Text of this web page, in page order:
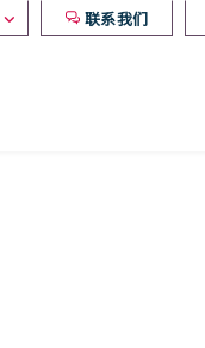
联系我们